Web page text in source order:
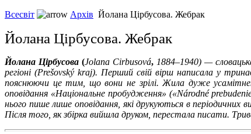
Всесвіт
Архів Йолана Цірбусова. Жебрак
Йолана Цірбусова. Жебрак
Йолана Цірбусова (Jolana Cirbusová, 1884–1940) —
регіоні (Prešovský kraj). Перший свій вірш написала у
пояснюючи це тим, що вони не зрілі. Жила дуже
оповідання «Національне пробудження» («Národné
нього пише лише оповідання, які друкуються в періодичних
Після того, як збірка вийшла друком, перестала писати.